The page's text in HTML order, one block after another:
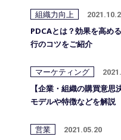
組織力向上
PDCAとは？効果を高め
行のコツをご紹介
マーケティング
【企業・組織の購買意思
モデルや特徴などを解説
営業 2021.05.20